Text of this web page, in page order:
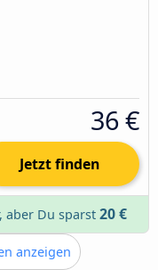
36 €
Jetzt finden
aber Du sparst 20 €
anzeigen